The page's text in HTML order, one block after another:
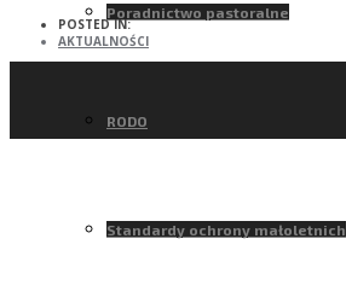
Poradnictwo pastoralne
RODO
Standardy ochrony małoletnich
POSTED IN:
AKTUALNOŚCI